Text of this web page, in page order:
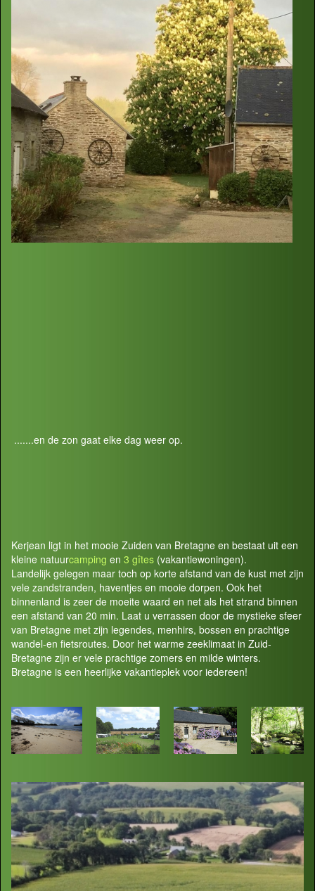
.......en de zon gaat elke dag weer op.
Kerjean ligt in het mooie Zuiden van Bretagne en bestaat uit een
kleine natuurcamping en 3 gîtes (vakantiewoningen).
Landelijk gelegen maar toch op korte afstand van de kust met zijn
vele zandstranden, haventjes en mooie dorpen. Ook het
binnenland is zeer de moeite waard en net als het strand binnen
een afstand van 20 min. Laat u verrassen door de mystieke sfeer
van Bretagne met zijn legendes, menhirs, bossen en prachtige
wandel-en fietsroutes. Door het warme zeeklimaat in Zuid-
Bretagne zijn er vele prachtige zomers en milde winters.
Bretagne is een heerlijke vakantieplek voor iedereen!